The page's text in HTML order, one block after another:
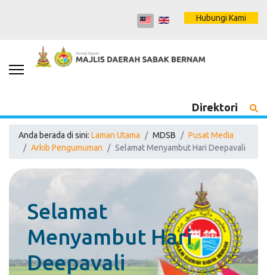
Hubungi Kami
Direktori
Anda berada di sini: Laman Utama MDSB
Pusat Media
Arkib Pengumuman
Selamat Menyambut Hari Deepavali
Selamat
Menyambut Hari
Deepavali